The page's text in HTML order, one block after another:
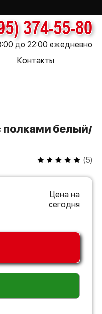
374-55-80
до 22:00 ежедневно
Контакты
(5)
Цена на
сегодня